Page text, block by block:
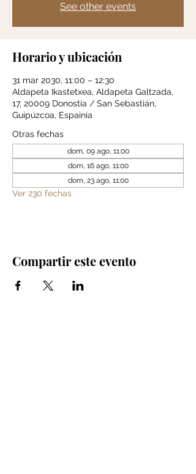
See other events
Horario y ubicación
31 mar 2030, 11:00 – 12:30
Aldapeta Ikastetxea, Aldapeta Galtzada,
17, 20009 Donostia / San Sebastián,
Guipúzcoa, Espainia
Otras fechas
dom, 09 ago, 11:00
dom, 16 ago, 11:00
dom, 23 ago, 11:00
Ver 230 fechas
Compartir este evento